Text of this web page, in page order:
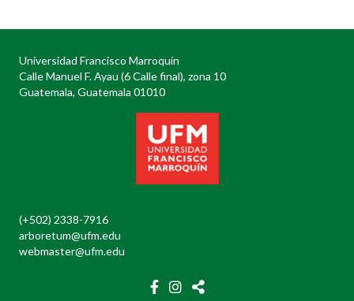
Universidad Francisco Marroquín
Calle Manuel F. Ayau (6 Calle final), zona 10
Guatemala, Guatemala 01010
(+502) 2338-7916
arboretum@ufm.edu
webmaster@ufm.edu